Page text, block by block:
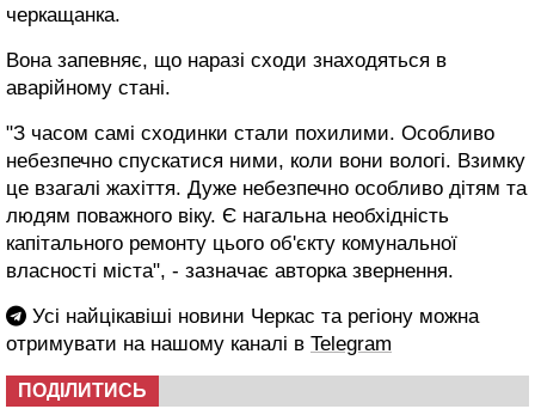
черкащанка.
Вона запевняє, що наразі сходи знаходяться в
аварійному стані.
"З часом самі сходинки стали похилими. Особливо
небезпечно спускатися ними, коли вони вологі. Взимку
це взагалі жахіття. Дуже небезпечно особливо дітям та
людям поважного віку. Є нагальна необхідність
капітального ремонту цього об'єкту комунальної
власності міста", - зазначає авторка звернення.
Усі найцікавіші новини Черкас та регіону можна
отримувати на нашому каналі в Telegram
ПОДІЛИТИСЬ